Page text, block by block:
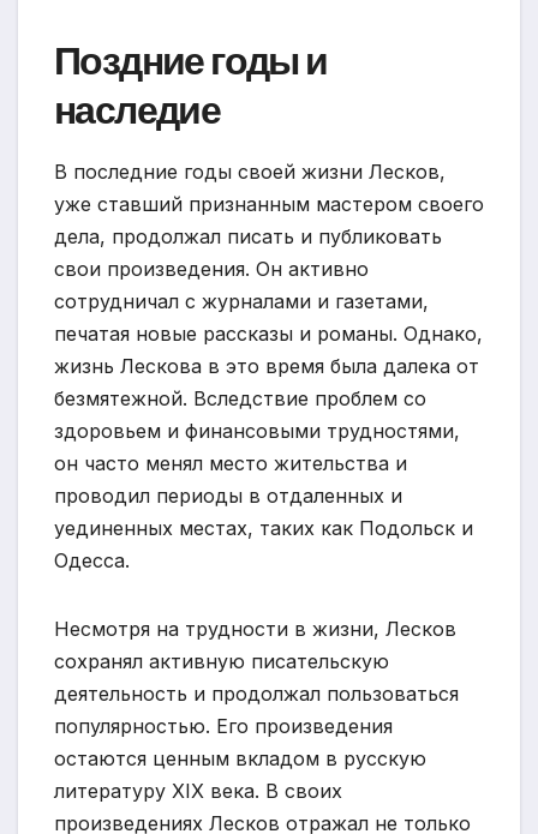
Поздние годы и
наследие
В последние годы своей жизни Лесков,
уже ставший признанным мастером своего
дела, продолжал писать и публиковать
свои произведения. Он активно
сотрудничал с журналами и газетами,
печатая новые рассказы и романы. Однако,
жизнь Лескова в это время была далека от
безмятежной. Вследствие проблем со
здоровьем и финансовыми трудностями,
он часто менял место жительства и
проводил периоды в отдаленных и
уединенных местах, таких как Подольск и
Одесса.
Несмотря на трудности в жизни, Лесков
сохранял активную писательскую
деятельность и продолжал пользоваться
популярностью. Его произведения
остаются ценным вкладом в русскую
литературу XIX века. В своих
произведениях Лесков отражал не только